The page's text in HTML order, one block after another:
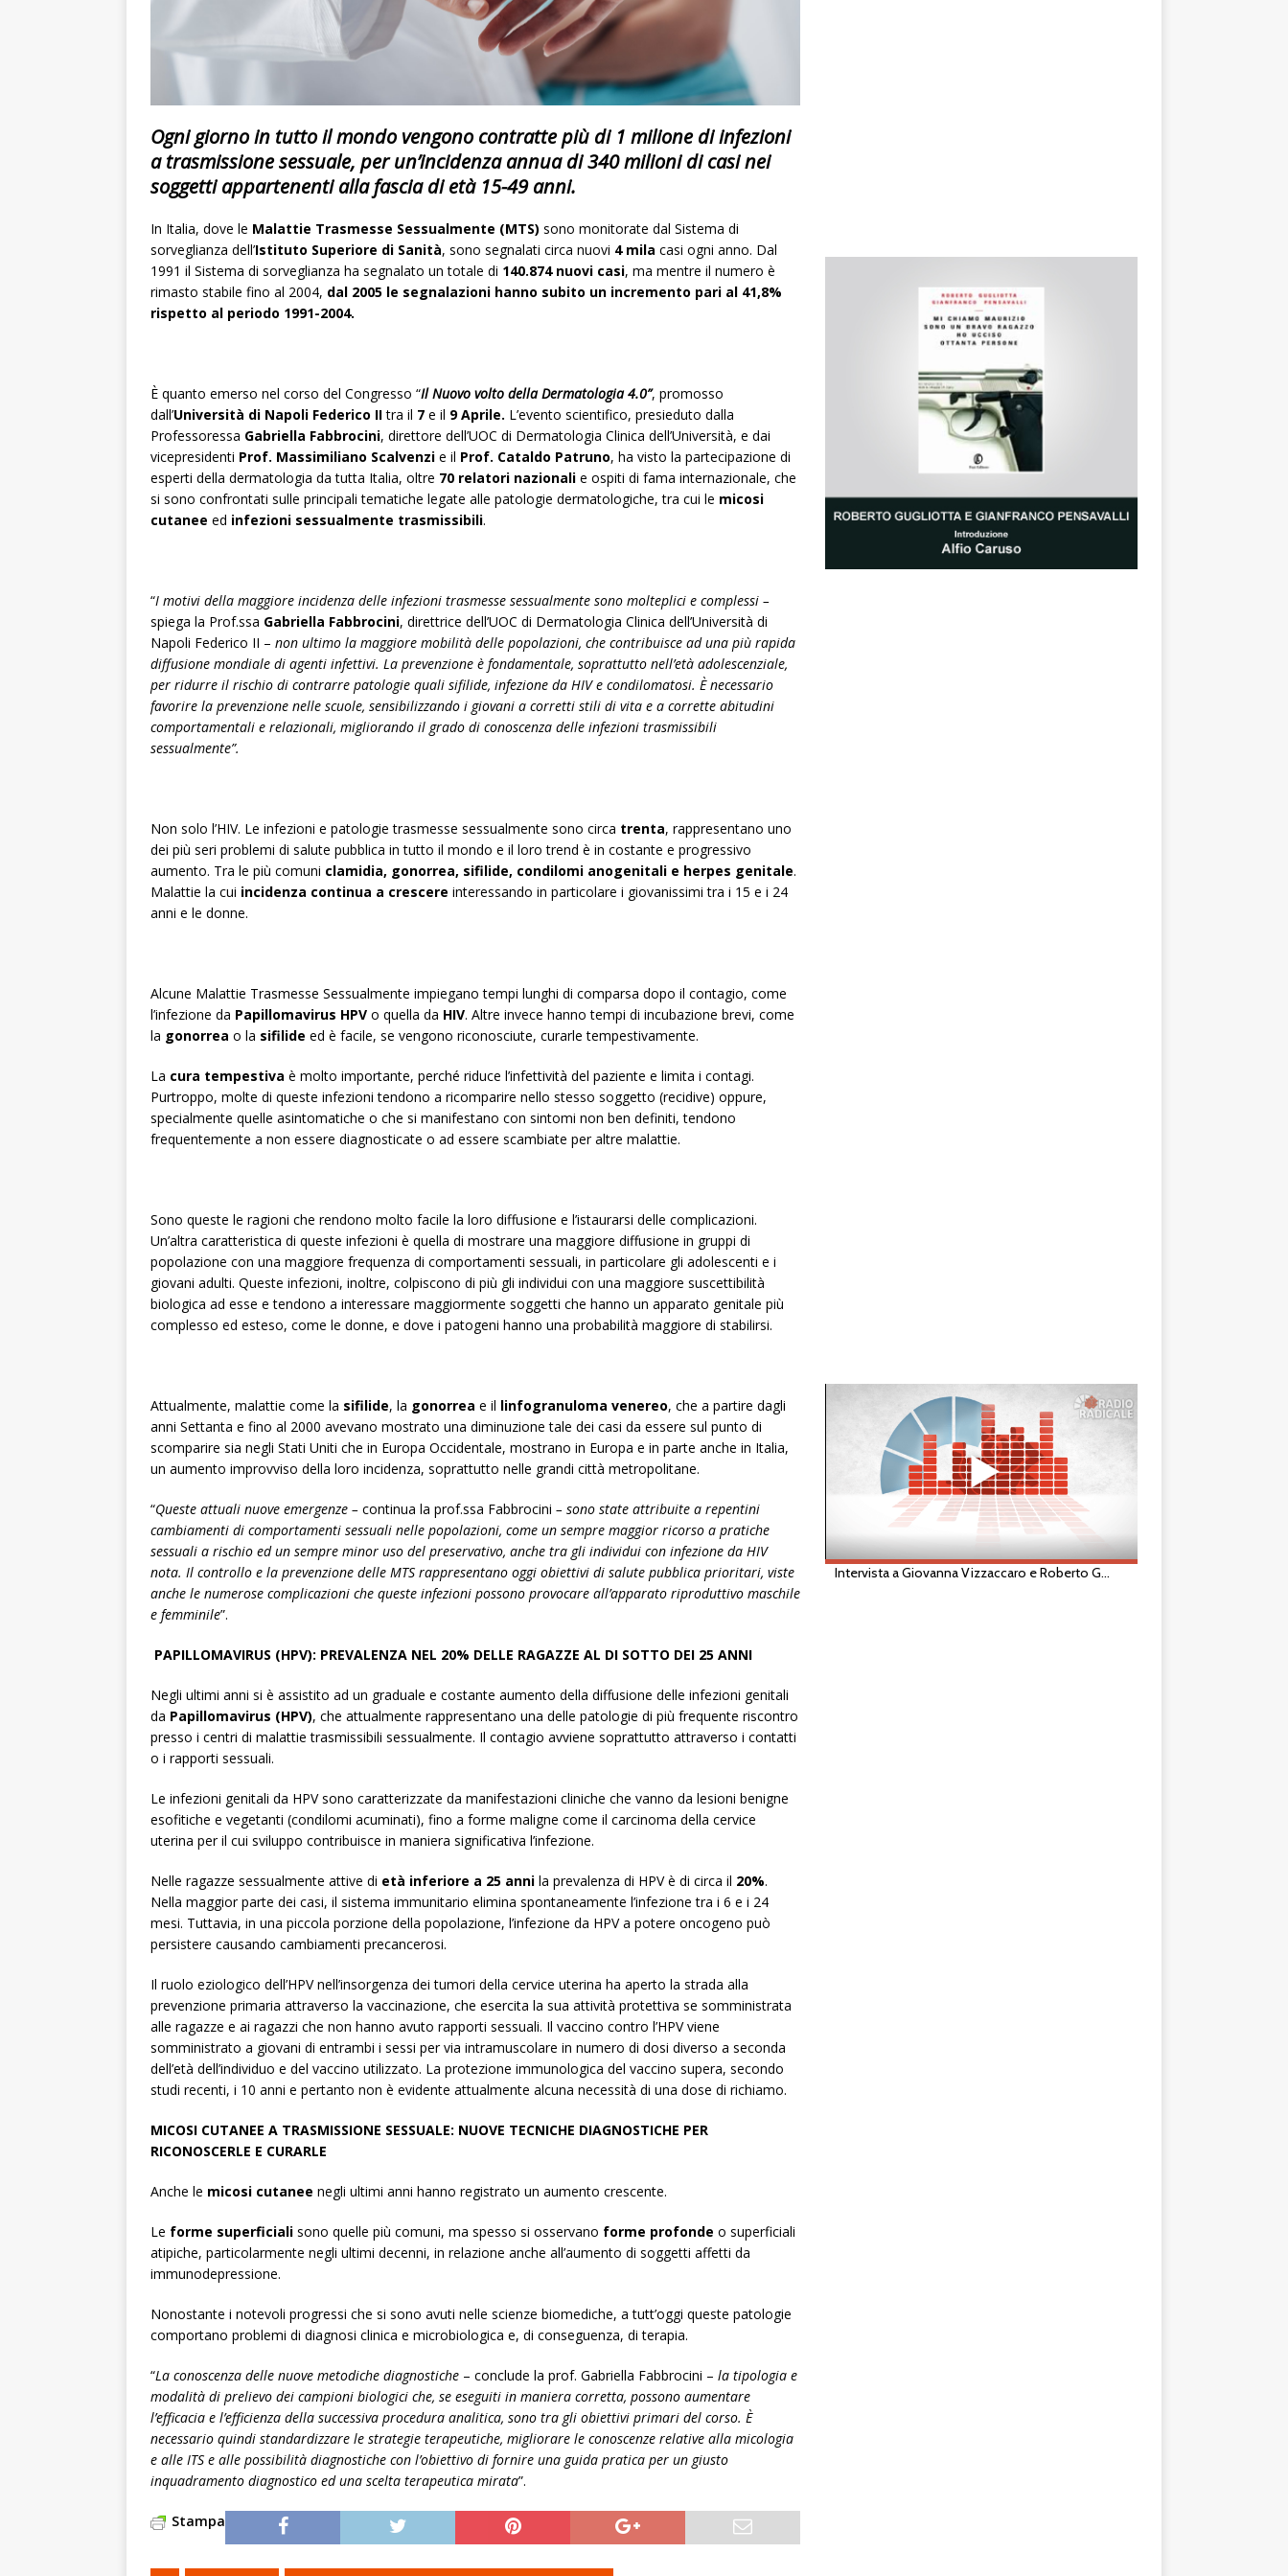
Ogni giorno in tutto il mondo vengono contratte più di 1 milionedi infezioni
atrasmissione sessuale, per un’incidenza annua di340 milioni di casinei
soggetti appartenenti alla fascia di età 15-49 anni.
In Italia, dove le Malattie Trasmesse Sessualmente (MTS) sono monitorate dal Sistema di
sorveglianza dell’Istituto Superiore di Sanità, sono segnalati circa nuovi 4 mila casi ogni anno. Dal
1991 il Sistema di sorveglianza ha segnalato un totale di 140.874 nuovi casi, ma mentre il numero è
rimasto stabile fino al 2004, dal 2005 le segnalazioni hanno subito un incremento pari al 41,8%
rispetto al periodo 1991-2004.
È quanto emerso nel corso del Congresso “Il Nuovo volto della Dermatologia 4.0”, promosso
dall’Università di Napoli Federico IItra il 7 e il 9 Aprile. L’evento scientifico, presieduto dalla
Professoressa Gabriella Fabbrocini, direttore dell’UOC di Dermatologia Clinica dell’Università, e dai
vicepresidenti Prof. Massimiliano Scalvenzi e il Prof. Cataldo Patruno, ha visto la partecipazione di
esperti della dermatologia da tutta Italia, oltre 70 relatori nazionali e ospiti di fama internazionale, che
si sono confrontati sulle principali tematiche legate alle patologie dermatologiche, tra cui le micosi
cutanee ed infezioni sessualmente trasmissibili.
“I motivi della maggiore incidenza delle infezioni trasmesse sessualmente sono molteplici e complessi –
spiega la Prof.ssa Gabriella Fabbrocini, direttrice dell’UOC di Dermatologia Clinica dell’Università di
Napoli Federico II – non ultimo la maggiore mobilità delle popolazioni, che contribuisce ad una più rapida
diffusione mondiale di agenti infettivi. La prevenzione è fondamentale, soprattutto nell’età adolescenziale,
per ridurre il rischio di contrarre patologie quali sifilide, infezione da HIV e condilomatosi. È necessario
favorire la prevenzione nelle scuole, sensibilizzando i giovani a corretti stili di vita e a corrette abitudini
comportamentali e relazionali, migliorando il grado di conoscenza delle infezioni trasmissibili
sessualmente”.
Non solo l’HIV. Le infezioni e patologie trasmesse sessualmente sono circa trenta, rappresentano uno
dei più seri problemi di salute pubblica in tutto il mondo e il loro trend è in costante e progressivo
aumento. Tra le più comuni clamidia, gonorrea, sifilide, condilomi anogenitali e herpes genitale.
Malattie la cui incidenza continua a crescere interessando in particolare i giovanissimi tra i 15 e i 24
anni e le donne.
Alcune Malattie Trasmesse Sessualmente impiegano tempi lunghi di comparsa dopo il contagio, come
l’infezione da Papillomavirus HPV o quella da HIV. Altre invece hanno tempi di incubazione brevi, come
la gonorrea o la sifilide ed è facile, se vengono riconosciute, curarle tempestivamente.
La cura tempestiva è molto importante, perché riduce l’infettività del paziente e limita i contagi.
Purtroppo, molte di queste infezioni tendono a ricomparire nello stesso soggetto (recidive) oppure,
specialmente quelle asintomatiche o che si manifestano con sintomi non ben definiti, tendono
frequentemente a non essere diagnosticate o ad essere scambiate per altre malattie.
Sono queste le ragioni che rendono molto facile la loro diffusione e l’istaurarsi delle complicazioni.
Un’altra caratteristica di queste infezioni è quella di mostrare una maggiore diffusione in gruppi di
popolazione con una maggiore frequenza di comportamenti sessuali, in particolare gli adolescenti e i
giovani adulti. Queste infezioni, inoltre, colpiscono di più gli individui con una maggiore suscettibilità
biologica ad esse e tendono a interessare maggiormente soggetti che hanno un apparato genitale più
complesso ed esteso, come le donne, e dove i patogeni hanno una probabilità maggiore di stabilirsi.
Attualmente, malattie come la sifilide, la gonorrea e il linfogranuloma venereo, che a partire dagli
anni Settanta e fino al 2000 avevano mostrato una diminuzione tale dei casi da essere sul punto di
scomparire sia negli Stati Uniti che in Europa Occidentale, mostrano in Europa e in parte anche in Italia,
un aumento improvviso della loro incidenza, soprattutto nelle grandi città metropolitane.
“Queste attuali nuove emergenze – continua la prof.ssa Fabbrocini – sono state attribuite a repentini
cambiamenti di comportamenti sessuali nelle popolazioni, come un sempre maggior ricorso a pratiche
sessuali a rischio ed un sempre minor uso del preservativo, anche tra gli individui con infezione da HIV
nota. Il controllo e la prevenzione delle MTS rappresentano oggi obiettivi di salute pubblica prioritari, viste
anche le numerose complicazioni che queste infezioni possono provocare all’apparato riproduttivo maschile
e femminile”.
PAPILLOMAVIRUS (HPV): PREVALENZA NEL 20% DELLE RAGAZZE AL DI SOTTO DEI 25 ANNI
Negli ultimi anni si è assistito ad un graduale e costante aumento della diffusione delle infezioni genitali
da Papillomavirus (HPV), che attualmente rappresentano una delle patologie di più frequente riscontro
presso i centri di malattie trasmissibili sessualmente. Il contagio avviene soprattutto attraverso i contatti
o i rapporti sessuali.
Le infezioni genitali da HPV sono caratterizzate da manifestazioni cliniche che vanno da lesioni benigne
esofitiche e vegetanti (condilomi acuminati), fino a forme maligne come il carcinoma della cervice
uterina per il cui sviluppo contribuisce in maniera significativa l’infezione.
Nelle ragazze sessualmente attive di età inferiore a 25 anni la prevalenza di HPV è di circa il 20%.
Nella maggior parte dei casi, il sistema immunitario elimina spontaneamente l’infezione tra i 6 e i 24
mesi. Tuttavia, in una piccola porzione della popolazione, l’infezione da HPV a potere oncogeno può
persistere causando cambiamenti precancerosi.
Il ruolo eziologico dell’HPV nell’insorgenza dei tumori della cervice uterina ha aperto la strada alla
prevenzione primaria attraverso la vaccinazione, che esercita la sua attività protettiva se somministrata
alle ragazze e ai ragazzi che non hanno avuto rapporti sessuali. Il vaccino contro l’HPV viene
somministrato a giovani di entrambi i sessi per via intramuscolare in numero di dosi diverso a seconda
dell’età dell’individuo e del vaccino utilizzato. La protezione immunologica del vaccino supera, secondo
studi recenti, i 10 anni e pertanto non è evidente attualmente alcuna necessità di una dose di richiamo.
MICOSI CUTANEE A TRASMISSIONE SESSUALE: NUOVE TECNICHE DIAGNOSTICHE PER
RICONOSCERLE E CURARLE
Anche le micosi cutanee negli ultimi anni hanno registrato un aumento crescente.
Le forme superficiali sono quelle più comuni, ma spesso si osservano forme profonde o superficiali
atipiche, particolarmente negli ultimi decenni, in relazione anche all’aumento di soggetti affetti da
immunodepressione.
Nonostante i notevoli progressi che si sono avuti nelle scienze biomediche, a tutt’oggi queste patologie
comportano problemi di diagnosi clinica e microbiologica e, di conseguenza, di terapia.
“La conoscenza delle nuove metodiche diagnostiche – conclude la prof. Gabriella Fabbrocini – la tipologia e
modalità di prelievo dei campioni biologici che, se eseguiti in maniera corretta, possono aumentare
l’efficacia e l’efficienza della successiva procedura analitica, sono tra gli obiettivi primari del corso. È
necessario quindi standardizzare le strategie terapeutiche, migliorare le conoscenze relative alla micologia
e alle ITS e alle possibilità diagnostiche con l’obiettivo di fornire una guida pratica per un giusto
inquadramento diagnostico ed una scelta terapeutica mirata”.
Stampa